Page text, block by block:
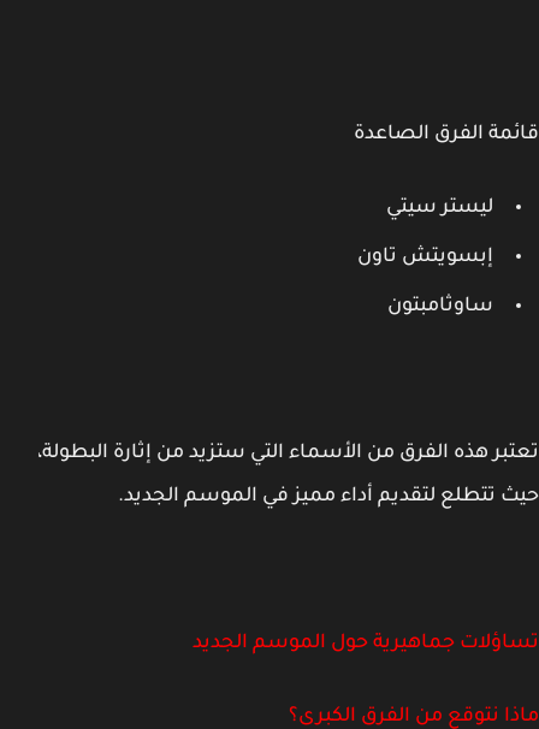
الفرق الصاعدة
ليستر سيتي
إبسويتش تاون
ساوثامبتون
هذه الفرق من الأسماء التي ستزيد من إثارة البطولة،
تتطلع لتقديم أداء مميز في الموسم الجديد.
جماهيرية حول الموسم الجديد
نتوقع من الفرق الكبرى؟